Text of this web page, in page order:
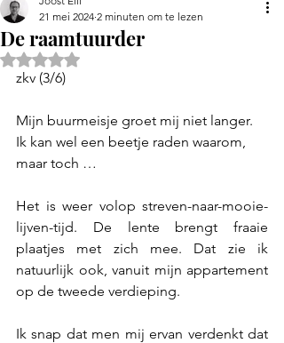
De raamtuurder
21 mei 2024 2 minuten om te lezen
Beoordeeld met NaN uit 5 sterren.
zkv (3/6)
Mijn buurmeisje groet mij niet langer.
Ik kan wel een beetje raden waarom,
maar toch …
Het is weer volop streven-naar-mooie-
lijven-tijd. De lente brengt fraaie
plaatjes met zich mee. Dat zie ik
natuurlijk ook, vanuit mijn appartement
op de tweede verdieping.
Ik snap dat men mij ervan verdenkt dat